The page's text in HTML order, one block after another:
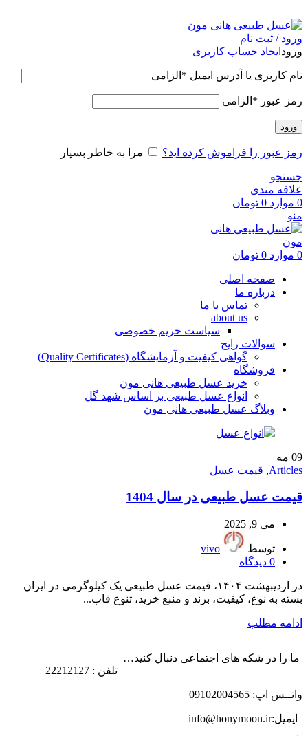
ورود / ثبت نام
ورود ایجاد حساب کاربری
نام کاربری یا آدرس ایمیل * الزامی
رمز عبور * الزامی
ورود
رمز عبور را فراموش کرده اید؟ مرا به خاطر بسپار
جستجو
علاقه مندی
0 موارد 0 تومان
منو
0 موارد 0 تومان
صفحه اصلی
درباره ما
تماس با ما
about us
سیاست حریم خصوصی
سوالات رایج
گواهی کیفیت و آزمایشگاه (Quality Certificates)
فروشگاه
خرید عسل طبیعی هانی مون
انواع عسل طبیعی بر اساس شهد گل
وبلاگ عسل طبیعی هانی مون
09 مه
Articles
, قیمت عسل
قیمت عسل طبیعی در سال 1404
می 9, 2025
توسط
vivo
0 دیدگاه
در اردیبهشت ۱۴۰۴، قیمت عسل طبیعی یک کیلوگرمی در ایران
بسته به نوع، کیفیت، برند و منبع خرید، تنوع قاب...
ادامه مطلب
ما را در شکه های اجتماعی دنبال کنید…
تلفن : 22212127
واتــس اپ: 09102004565
ایمیل:info@honymoon.ir